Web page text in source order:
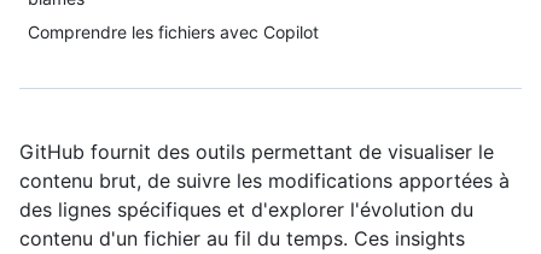
Comprendre les fichiers avec Copilot
GitHub fournit des outils permettant de visualiser le
contenu brut, de suivre les modifications apportées à
des lignes spécifiques et d'explorer l'évolution du
contenu d'un fichier au fil du temps. Ces insights